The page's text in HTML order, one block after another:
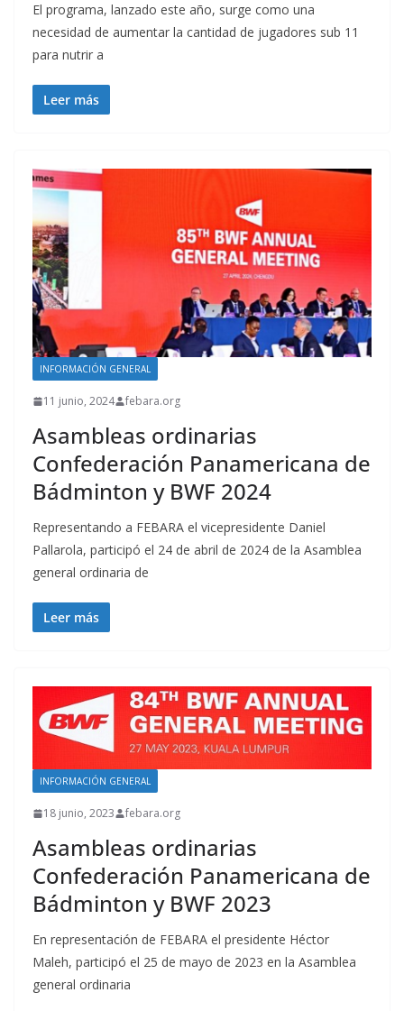
El programa, lanzado este año, surge como una
necesidad de aumentar la cantidad de jugadores sub 11
para nutrir a
Leer más
INFORMACIÓN GENERAL
11 junio, 2024 febara.org
Asambleas ordinarias
Confederación Panamericana de
Bádminton y BWF 2024
Representando a FEBARA el vicepresidente Daniel
Pallarola, participó el 24 de abril de 2024 de la Asamblea
general ordinaria de
Leer más
INFORMACIÓN GENERAL
18 junio, 2023 febara.org
Asambleas ordinarias
Confederación Panamericana de
Bádminton y BWF 2023
En representación de FEBARA el presidente Héctor
Maleh, participó el 25 de mayo de 2023 en la Asamblea
general ordinaria